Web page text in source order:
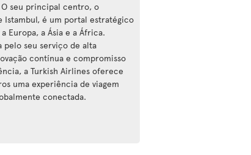
seu principal centro, o
Istambul, é um portal estratégico
Europa, a Ásia e a África.
pelo seu serviço de alta
contínua e compromisso
a Turkish Airlines oferece
uma experiência de viagem
conectada.